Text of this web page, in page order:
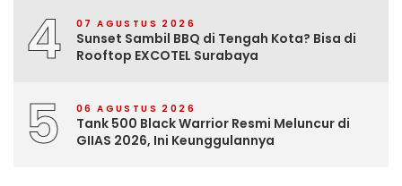
4 07 AGUSTUS 2026
Sunset Sambil BBQ di Tengah Kota? Bisa di
Rooftop EXCOTEL Surabaya
5 06 AGUSTUS 2026
Tank 500 Black Warrior Resmi Meluncur di
GIIAS 2026, Ini Keunggulannya